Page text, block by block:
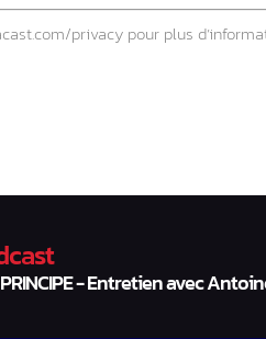
privacy pour plus
PRINCIPE - Entretien avec